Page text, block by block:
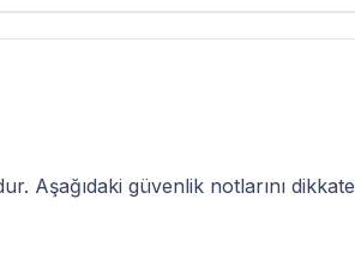
Aşağıdaki güvenlik notlarını dikkate